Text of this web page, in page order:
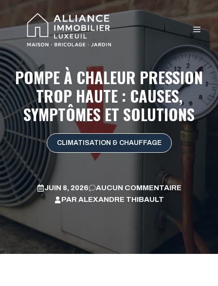
POMPE À CHALEUR PRESSION
TROP HAUTE : CAUSES,
SYMPTÔMES ET SOLUTIONS
CLIMATISATION & CHAUFFAGE
JUIN 8, 2026
AUCUN COMMENTAIRE
PAR ALEXANDRE THIBAULT